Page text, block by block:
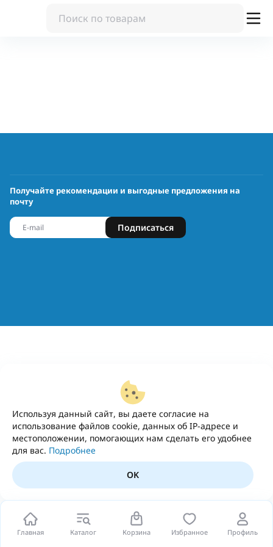
Главная Каталог Корзина Избранное Профиль
Используя данный сайт, вы даете согласие на
использование файлов cookie, данных об IP-адресе и
местоположении, помогающих нам сделать его удобнее
для вас. Подробнее
OK
Получайте рекомендации и выгодные предложения на
почту
Подписаться